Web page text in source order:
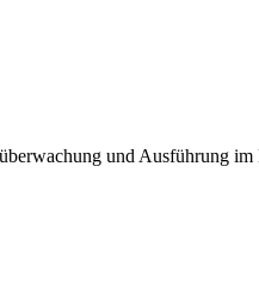
und Ausführung